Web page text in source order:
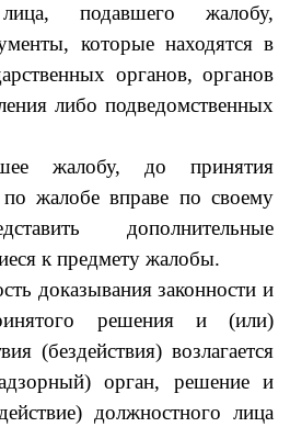
лица, подавшего жалобу,
которые находятся в
органов, органов
либо подведомственных
жалобу, до принятия
жалобе вправе по своему
дополнительные
к предмету жалобы.
доказывания законности и
решения и (или)
(бездействия) возлагается
орган, решение и
должностного лица